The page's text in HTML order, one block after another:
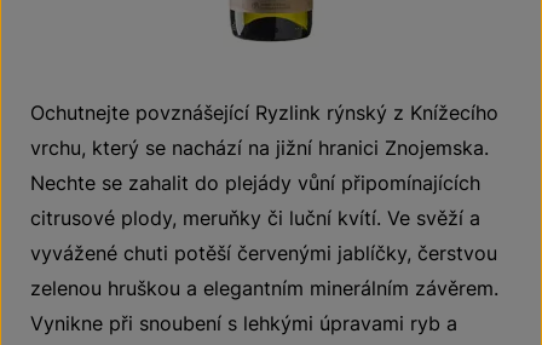
Ochutnejte povznášející Ryzlink rýnský z Knížecího
vrchu, který se nachází na jižní hranici Znojemska.
Nechte se zahalit do plejády vůní připomínajících
citrusové plody, meruňky či luční kvítí. Ve svěží a
vyvážené chuti potěší červenými jablíčky, čerstvou
zelenou hruškou a elegantním minerálním závěrem.
Vynikne při snoubení s lehkými úpravami ryb a